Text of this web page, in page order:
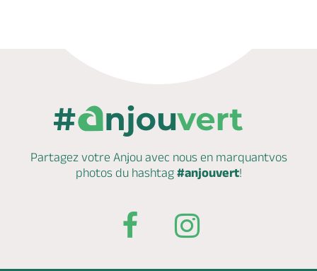
Partagez votre Anjou avec nous en marquantvos
photos du hashtag #anjouvert!